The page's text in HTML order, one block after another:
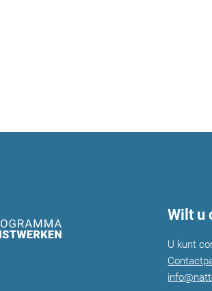
Wilt u
U kunt